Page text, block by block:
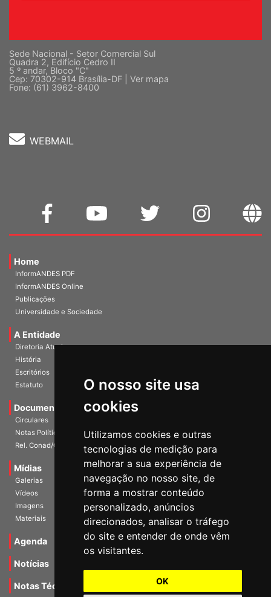
O nosso site usa
cookies
Utilizamos cookies e outras
tecnologias de medição para
melhorar a sua experiência de
navegação no nosso site, de
forma a mostrar conteúdo
personalizado, anúncios
direcionados, analisar o tráfego
do site e entender de onde vêm
os visitantes.
OK
Sede Nacional - Setor Comercial Sul
Quadra 2, Edifício Cedro II
5 º andar, Bloco "C"
Cep: 70302-914 Brasília-DF | Ver mapa
Fone: (61) 3962-8400
WEBMAIL
Home
InformANDES PDF
InformANDES Online
Publicações
Universidade e Sociedade
A Entidade
Diretoria Atual
História
Escritórios
Estatuto
Documentos
Circulares
Notas Políticas
Rel. Conad/Congresso
Mídias
Galerias
Vídeos
Imagens
Materiais
Agenda
Notícias
Notas Técnicas